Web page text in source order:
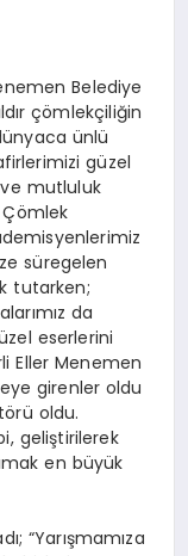
Belediye
çömlekçiliğin
ünlü
güzel
mutluluk
Çömlek
süregelen
tutarken;
da
eserlerini
Eller Menemen
girenler oldu
oldu.
geliştirilerek
en büyük
“Yarışmamıza